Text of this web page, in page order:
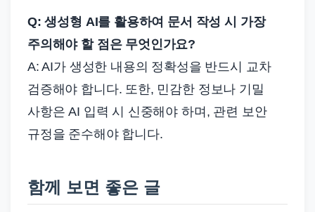
Q: 생성형 AI를 활용하여 문서 작성 시 가장
주의해야 할 점은 무엇인가요?
A: AI가 생성한 내용의 정확성을 반드시 교차
검증해야 합니다. 또한, 민감한 정보나 기밀
사항은 AI 입력 시 신중해야 하며, 관련 보안
규정을 준수해야 합니다.
함께 보면 좋은 글